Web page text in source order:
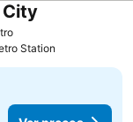
City
Station